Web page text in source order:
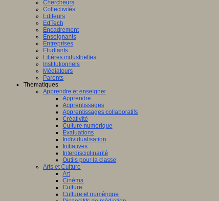
Chercheurs
Collectivités
Editeurs
EdTech
Encadrement
Enseignants
Entreprises
Etudiants
Filières industrielles
Institutionnels
Médiateurs
Parents
Thématiques
Apprendre et enseigner
Apprendre
Apprentissages
Apprentissages collaboratifs
Créativité
Culture numérique
Evaluations
Individualisation
Initiatives
Interdisciplinarité
Outils pour la classe
Arts et Culture
Art
Cinéma
Culture
Culture et numérique